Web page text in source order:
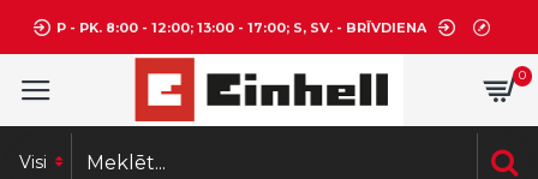
P - PK. 8:00 - 12:00; 13:00 - 17:00; S, SV. - BRĪVDIENA
0
Visi